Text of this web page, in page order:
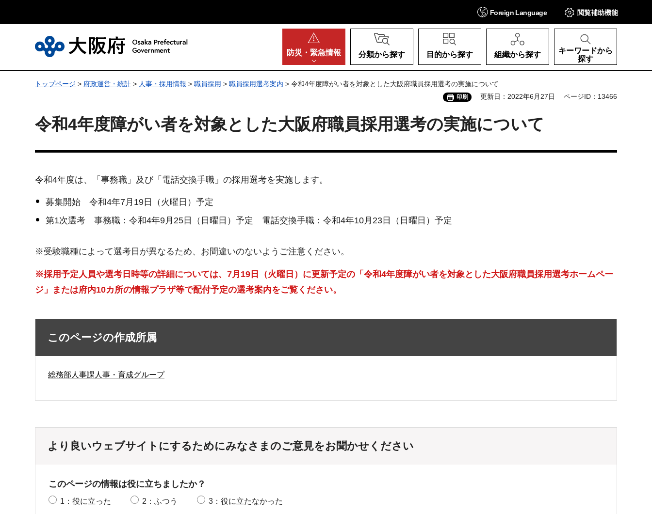
Foreign Language 閲覧補助機能
防災・ 緊急情報 分類から探す 目的から探す 組織から探す
キーワードから
探す
トップページ > 府政運営・統計 > 人事・採用情報 > 職員採用 > 職員採用選考案内 > 令和4年度障がい者を対象とした大阪府職員採用選考の実施について
印刷 更新日：2022年6月27日 ページID：13466
令和4年度障がい者を対象とした大阪府職員採用選考の実施について
令和4年度は、「事務職」及び「電話交換手職」の採用選考を実施します。
募集開始 令和4年7月19日（火曜日）予定
第1次選考 事務職：令和4年9月25日（日曜日）予定 電話交換手職：令和4年10月23日（日曜日）予定
※受験職種によって選考日が異なるため、お間違いのないようご注意ください。
※採用予定人員や選考日時等の詳細については、7月19日（火曜日）に更新予定の「令和4年度障がい者を対象とした大阪府職員採用選考ホームペー
ジ」または府内10カ所の情報プラザ等で配付予定の選考案内をご覧ください。
このページの作成所属
総務部人事課人事・育成グループ
より良いウェブサイトにするためにみなさまのご意見をお聞かせください
このページの情報は役に立ちましたか？
1：役に立った 2：ふつう 3：役に立たなかった